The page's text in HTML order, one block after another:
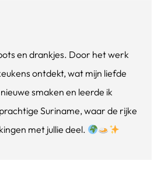
en drankjes. Door het werk
ontdekt, wat mijn liefde
smaken en leerde ik
Suriname, waar de rijke
met jullie deel.